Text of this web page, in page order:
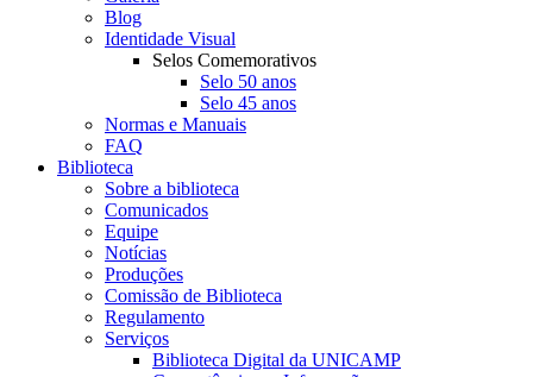
Blog
Identidade Visual
Selos Comemorativos
Selo 50 anos
Selo 45 anos
Normas e Manuais
FAQ
Biblioteca
Sobre a biblioteca
Comunicados
Equipe
Notícias
Produções
Comissão de Biblioteca
Regulamento
Serviços
Biblioteca Digital da UNICAMP